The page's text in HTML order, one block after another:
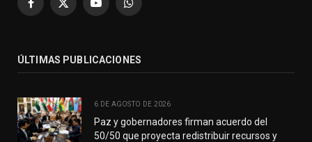
Facebook
X
YouTubeWhatsApp
ÚLTIMAS PUBLICACIONES
6 DE AGOSTO DE 2026
Paz y gobernadores firman acuerdo del
50/50 que proyecta redistribuir recursos y